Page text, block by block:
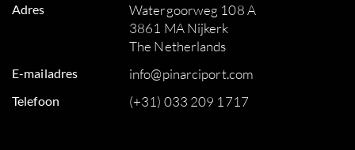
Adres
Watergoorweg 108 A
3861 MA Nijkerk
The Netherlands
E-mailadres info@pinarciport.com
Telefoon (+31) 033 209 1717